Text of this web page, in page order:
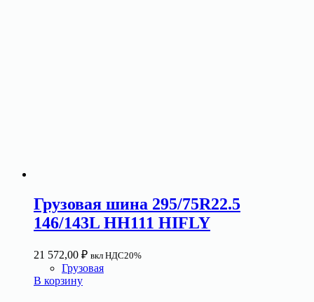
Грузовая шина 295/75R22.5
146/143L HH111 HIFLY
21 572,00 ₽ вкл НДС20%
Грузовая
В корзину